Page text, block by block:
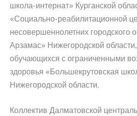
школа-интернат» Курганской
«Социально-реабилитационной
несовершеннолетних городского
Арзамас» Нижегородской
обучающихся с ограниченными
здоровья «Большекрутовская
Нижегородской области.
Коллектив Далматовской